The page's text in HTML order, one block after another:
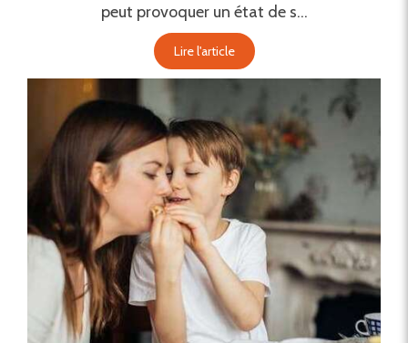
peut provoquer un état de s...
Lire l'article